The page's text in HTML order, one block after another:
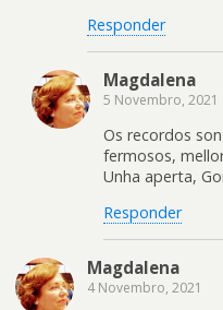
Responder
Magdalena
5 Novembro, 2021
Os recordos
fermosos,
Unha aperta,
Responder
Magdalena
4 Novembro, 2021